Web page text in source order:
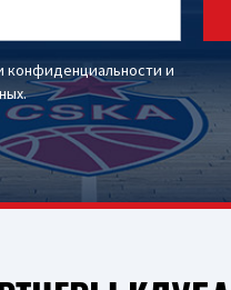
конфиденциальности и
.